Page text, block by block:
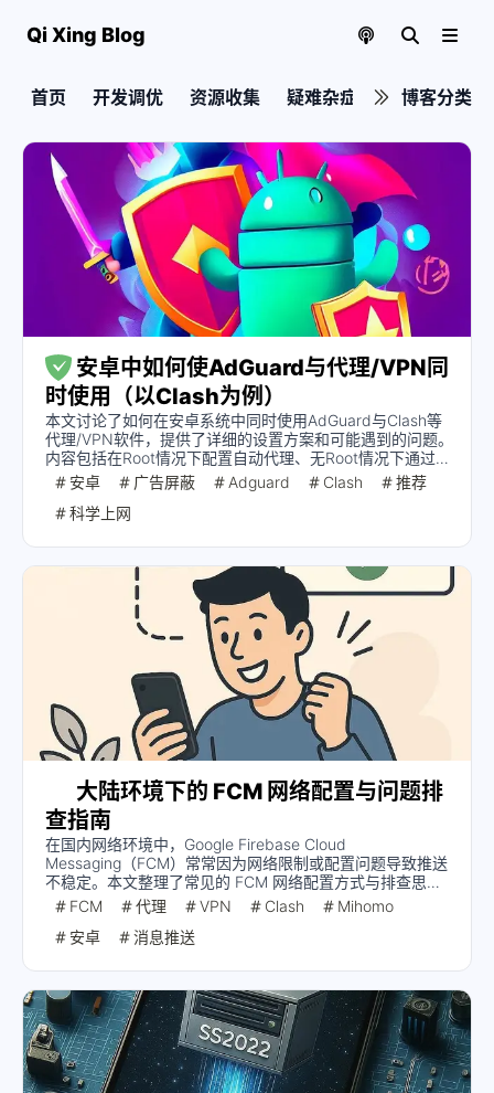
Qi Xing Blog
首页 开发调优 资源收集 疑难杂症 实用教程
博客分类
安卓中如何使AdGuard与代理/VPN同
时使用（以Clash为例）
本文讨论了如何在安卓系统中同时使用AdGuard与Clash等
代理/VPN软件，提供了详细的设置方案和可能遇到的问题。
内容包括在Root情况下配置自动代理、无Root情况下通过
AdGuard转发流量至代理、使用配置代理软件的DNS等，适
合需要同时使用AdGuard和代理/VPN的用户参考。
安卓 广告屏蔽 Adguard Clash
推荐
科学上网
大陆环境下的 FCM 网络配置与问题排
查指南
在国内网络环境中，Google Firebase Cloud
Messaging（FCM）常常因为网络限制或配置问题导致推送
不稳定。本文整理了常见的 FCM 网络配置方式与排查思
路，帮助开发者和用户快速定位问题并找到解决方案。
FCM 代理 VPN Clash
Mihomo
安卓
消息推送